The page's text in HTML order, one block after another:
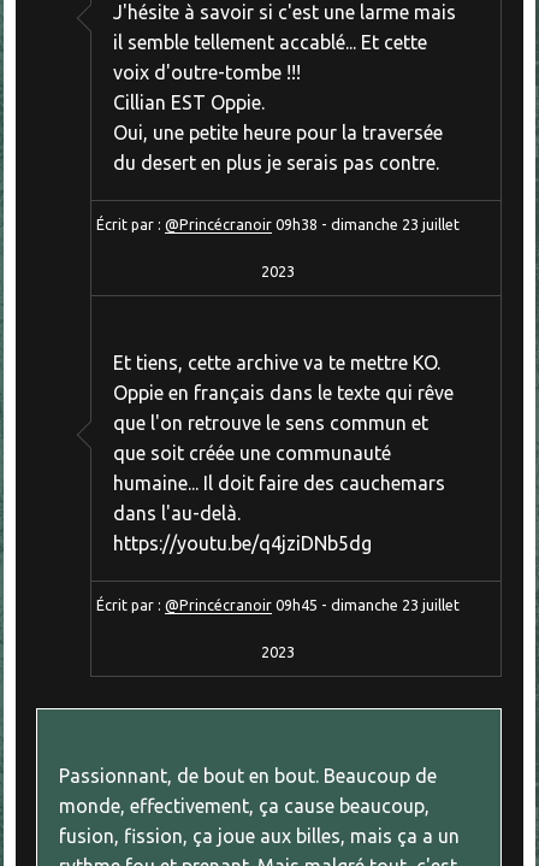
J'hésite à savoir si c'est une larme mais
il semble tellement accablé... Et cette
voix d'outre-tombe !!!
Cillian EST Oppie.
Oui, une petite heure pour la traversée
du desert en plus je serais pas contre.
Écrit par : @Princécranoir 09h38 - dimanche 23 juillet
2023
Et tiens, cette archive va te mettre KO.
Oppie en français dans le texte qui rêve
que l'on retrouve le sens commun et
que soit créée une communauté
humaine... Il doit faire des cauchemars
dans l'au-delà.
https://youtu.be/q4jziDNb5dg
Écrit par : @Princécranoir 09h45 - dimanche 23 juillet
2023
Passionnant, de bout en bout. Beaucoup de
monde, effectivement, ça cause beaucoup,
fusion, fission, ça joue aux billes, mais ça a un